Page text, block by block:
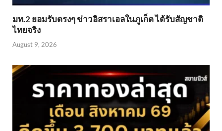
มท.2 ยอมรับตรงๆ ข่าวอิสราเอลในภูเก็ต ได้รับสัญชาติ
ไทยจริง
August 9, 2026